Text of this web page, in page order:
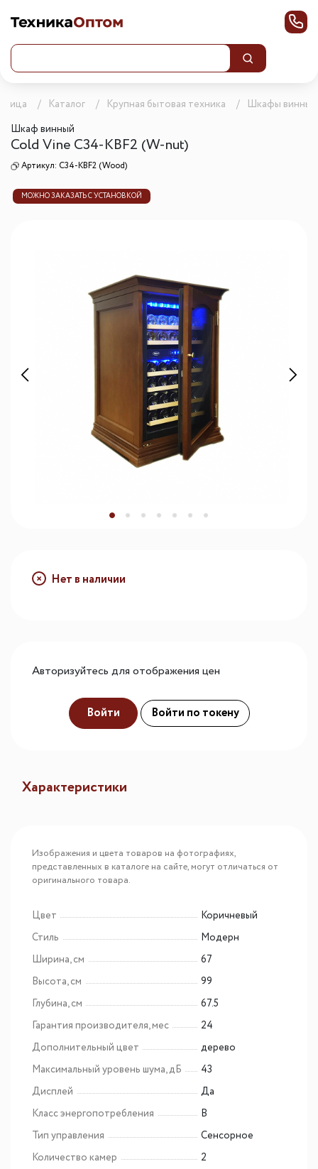
Каталог Крупная бытовая техника
Шкафы винные
Шкаф винный
Cold Vine C34-KBF2 (W-nut)
Артикул: C34-KBF2 (Wood)
МОЖНО ЗАКАЗАТЬ С УСТАНОВКОЙ
Нет в наличии
Авторизуйтесь для отображения цен
Войти Войти по токену
Характеристики
Изображения и цвета товаров на фотографиях,
представленных в каталоге на сайте, могут отличаться от
оригинального товара.
Цвет
Коричневый
Стиль
Модерн
Ширина, см
67
Высота, см
99
Глубина, см
67.5
Гарантия производителя, мес
24
Дополнительный цвет
дерево
Максимальный уровень шума, дБ
43
Дисплей
Да
Класс энергопотребления
B
Тип управления
Сенсорное
Количество камер
2